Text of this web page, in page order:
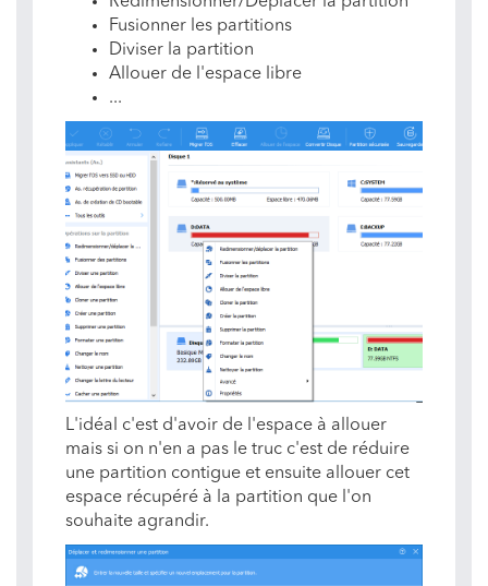
Fusionner les partitions
Diviser la partition
Allouer de l'espace libre
...
L'idéal c'est d'avoir de l'espace à allouer
mais si on n'en a pas le truc c'est de réduire
une partition contigue et ensuite allouer cet
espace récupéré à la partition que l'on
souhaite agrandir.